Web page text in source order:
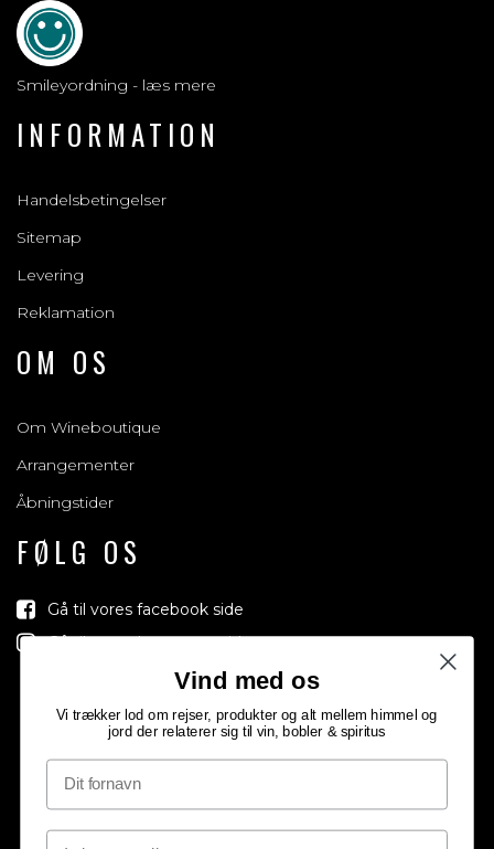
Smileyordning - læs mere
INFORMATION
Handelsbetingelser
Sitemap
Levering
Reklamation
OM OS
Om Wineboutique
Arrangementer
Åbningstider
FØLG OS
Gå til vores facebook side
Gå til vores Instagram side
Vind med os
Vi trækker lod om rejser, produkter og alt mellem himmel og
jord der relaterer sig til vin, bobler & spiritus